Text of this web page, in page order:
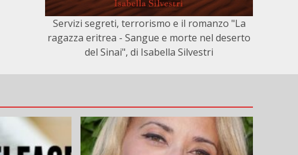
Servizi segreti, terrorismo e il romanzo "La
ragazza eritrea - Sangue e morte nel deserto
del Sinai", di Isabella Silvestri